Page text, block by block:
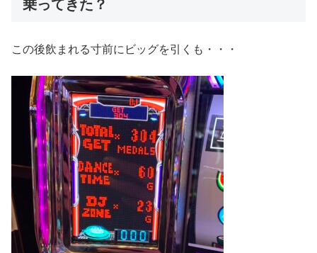
乗ってきた？
この後飲まれる寸前にビッグを引くも・・・